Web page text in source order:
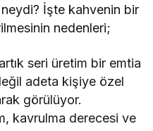
İşte kahvenin bir
nedenleri;
seri üretim bir emtia
adeta kişiye özel
görülüyor.
kavrulma derecesi ve